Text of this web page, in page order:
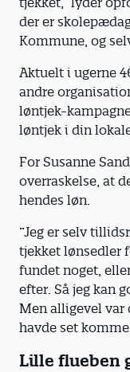
der er
Kommune, og
Aktuelt i ugerne
andre
løntjek-
løntjek i din
For Susanne
overraskelse, at
hendes løn.
”Jeg er selv
tjekket lønsedler
fundet noget,
efter. Så jeg kan
Men alligevel var
havde set
Lille flueben